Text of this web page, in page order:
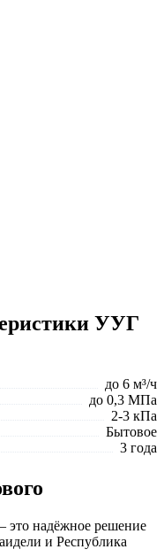
УУГ
до 6 м³/ч
до 0,3 МПа
2-3 кПа
Бытовое
3 года
это надёжное решение
и Республика